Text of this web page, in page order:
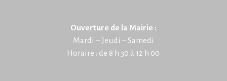
Ouverture de la Mairie :
Mardi – Jeudi – Samedi
Horaire : de 8 h 30 à 12 h 00